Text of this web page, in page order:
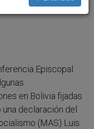
Episcopal
en Bolivia fijadas
declaración del
(MAS) Luis